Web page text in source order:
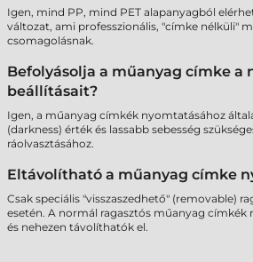
Igen, mind PP, mind PET alapanyagból
változat, ami professzionális, "címke nélküli"
csomagolásnak.
Befolyásolja a műanyag címke a
beállításait?
Igen, a műanyag címkék nyomtatásához
(darkness) érték és lassabb sebesség
ráolvasztásához.
Eltávolítható a műanyag címke
Csak speciális "visszaszedhető" (removable)
esetén. A normál ragasztós műanyag címkék
és nehezen távolíthatók el.